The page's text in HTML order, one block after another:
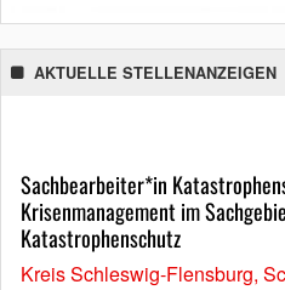
AKTUELLE STELLENANZEIGEN
Sachbearbeiter*in
Krisenmanagement im
Katastrophenschutz
Kreis Schleswig-Flensburg,